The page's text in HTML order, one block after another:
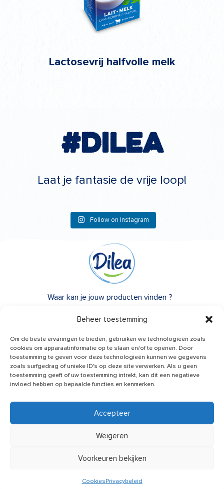
Beheer toestemming
Om de beste ervaringen te bieden, gebruiken we technologieën zoals
cookies om apparaatinformatie op te slaan en/of te openen. Door
toestemming te geven voor deze technologieën kunnen we gegevens
zoals surfgedrag of unieke ID's op deze site verwerken. Als u geen
toestemming geeft of uw toestemming intrekt, kan dit een negatieve
invloed hebben op bepaalde functies en kenmerken.
Accepteer
Weigeren
Voorkeuren bekijken
CookiesPrivacybeleid
Lactosevrij halfvolle melk
#Dilea
Laat je fantasie de vrije loop!
Follow on Instagram
Heb je advies nodig?
Een vraag?
Waar kan je jouw producten vinden ?
Over Dilea
FAQ
Nieuws van ons ontvangen